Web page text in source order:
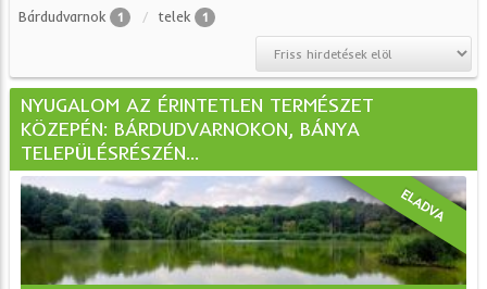
Bárdudvarnok 1 telek 1
NYUGALOM AZ ÉRINTETLEN TERMÉSZET
KÖZEPÉN: BÁRDUDVARNOKON, BÁNYA
TELEPÜLÉSRÉSZÉN...
ELADVA